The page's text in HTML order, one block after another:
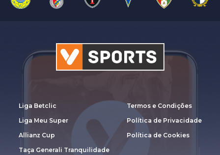
Liga Betclic
Liga Meu Super
Allianz Cup
Taça Generali Tranquilidade
Termos e Condições
Política de Privacidade
Política de Cookies